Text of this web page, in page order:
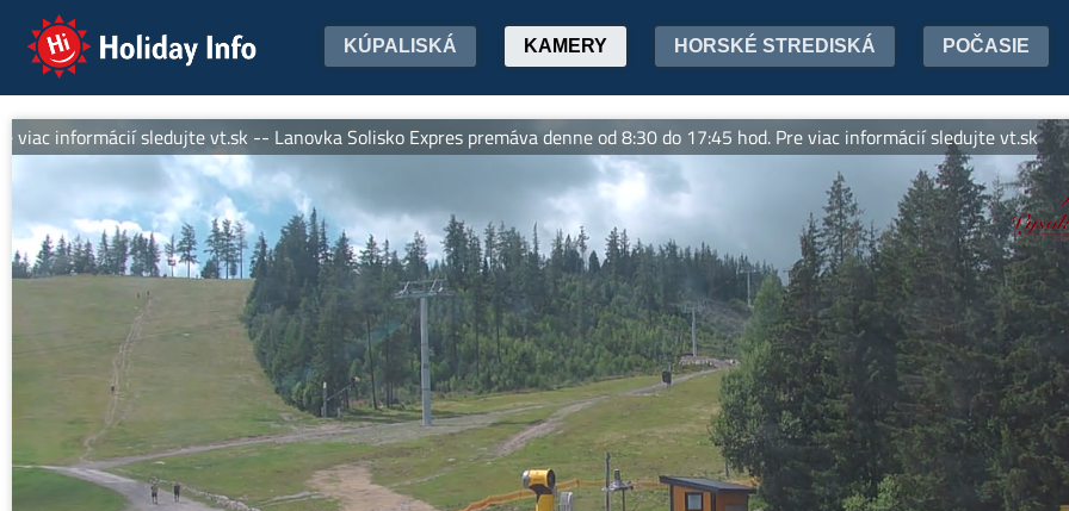
Holiday Info KÚPALISKÁ KAMERY HORSKÉ STREDISKÁ POČASIE
sledujte vt.sk -- Lanovka Solisko Expres premáva denne od 8:30 do 17:45 hod. Pre viac informácií sledujte vt.sk